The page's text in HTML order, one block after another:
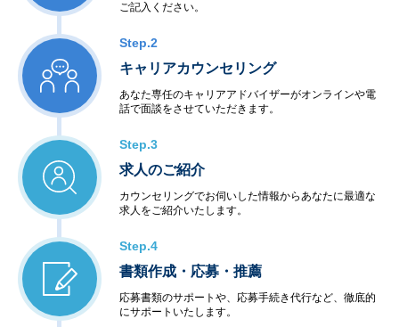
ご記入ください。
Step.2
キャリアカウンセリング
あなた専任のキャリアアドバイザーがオンラインや電
話で面談をさせていただきます。
Step.3
求人のご紹介
カウンセリングでお伺いした情報からあなたに最適な
求人をご紹介いたします。
Step.4
書類作成・応募・推薦
応募書類のサポートや、応募手続き代行など、徹底的
にサポートいたします。